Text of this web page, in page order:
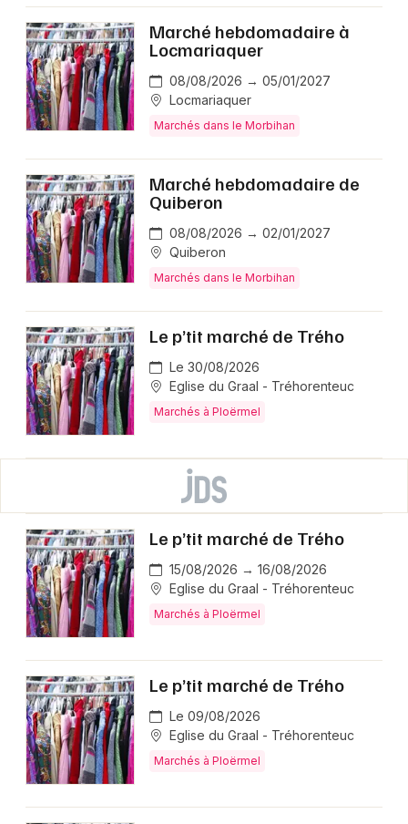
Marché hebdomadaire à
Locmariaquer
08/08/2026 → 05/01/2027
Locmariaquer
Marchés dans le Morbihan
Marché hebdomadaire de
Quiberon
08/08/2026 → 02/01/2027
Quiberon
Marchés dans le Morbihan
Le p’tit marché de Trého
Le 30/08/2026
Eglise du Graal - Tréhorenteuc
Marchés à Ploërmel
Le p’tit marché de Trého
15/08/2026 → 16/08/2026
Eglise du Graal - Tréhorenteuc
Marchés à Ploërmel
Le p’tit marché de Trého
Le 09/08/2026
Eglise du Graal - Tréhorenteuc
Marchés à Ploërmel